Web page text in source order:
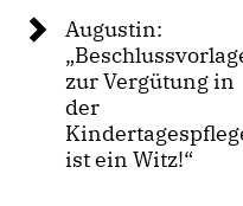
Augustin:
zur Vergütung in
der
ist ein Witz!“